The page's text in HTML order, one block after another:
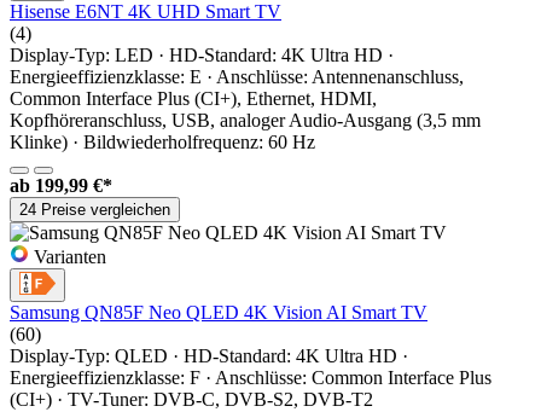
Hisense E6NT 4K UHD Smart TV
(4)
Display-Typ: LED · HD-Standard: 4K Ultra HD ·
Energieeffizienzklasse: E · Anschlüsse: Antennenanschluss,
Common Interface Plus (CI+), Ethernet, HDMI,
Kopfhöreranschluss, USB, analoger Audio-Ausgang (3,5 mm
Klinke) · Bildwiederholfrequenz: 60 Hz
ab 199,99 €*
24 Preise vergleichen
Varianten
Samsung QN85F Neo QLED 4K Vision AI Smart TV
(60)
Display-Typ: QLED · HD-Standard: 4K Ultra HD ·
Energieeffizienzklasse: F · Anschlüsse: Common Interface Plus
(CI+) · TV-Tuner: DVB-C, DVB-S2, DVB-T2